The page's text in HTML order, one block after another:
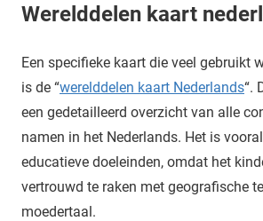
Werelddelen kaart
Een specifieke kaart die veel gebruikt
is de “werelddelen kaart Nederlands“.
een gedetailleerd overzicht van alle
namen in het Nederlands. Het is
educatieve doeleinden, omdat het
vertrouwd te raken met geografische
moedertaal.